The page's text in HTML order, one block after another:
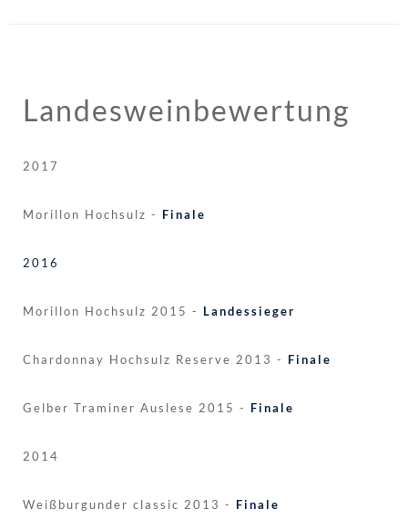
Landesweinbewertung
2017
Morillon Hochsulz - Finale
2016
Morillon Hochsulz 2015 - Landessieger
Chardonnay Hochsulz Reserve 2013 - Finale
Gelber Traminer Auslese 2015 - Finale
2014
Weißburgunder classic 2013 - Finale